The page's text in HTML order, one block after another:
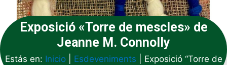
Exposició «Torre de mescles» de
Jeanne M. Connolly
Estás en: Inicio| Esdeveniments
Exposició “Torre de